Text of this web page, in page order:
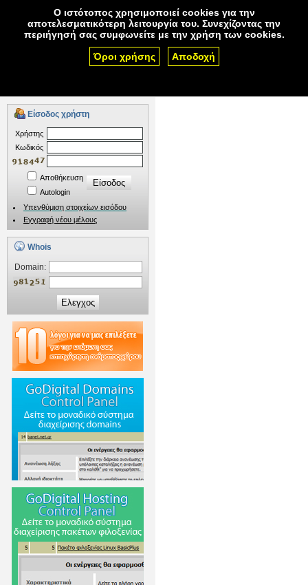
Φιλοξενία
Είσοδος χρήστη
Xρήστης
Kωδικός
Αποθήκευση
Autologin
Υπενθύμιση στοιχείων εισόδου
Εγγραφή νέου μέλους
Whois
Domain:
Ελεγχος
Ο ιστότοπος χρησιμοποιεί cookies για την
αποτελεσματικότερη λειτουργία του. Συνεχίζοντας την
περιήγησή σας συμφωνείτε με την χρήση των cookies.
Όροι χρήσης
Αποδοχή